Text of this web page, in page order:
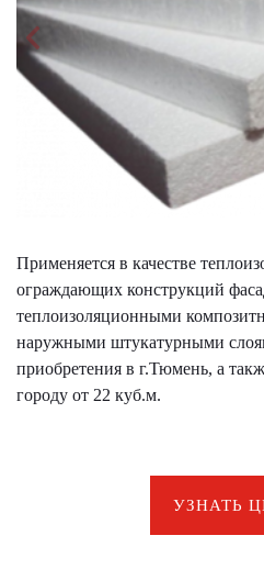
Применяется в качестве
ограждающих конструкций
теплоизоляционными
наружными штукатурными
приобретения в г.Тюмень, а
городу от 22 куб.м.
УЗНАТЬ